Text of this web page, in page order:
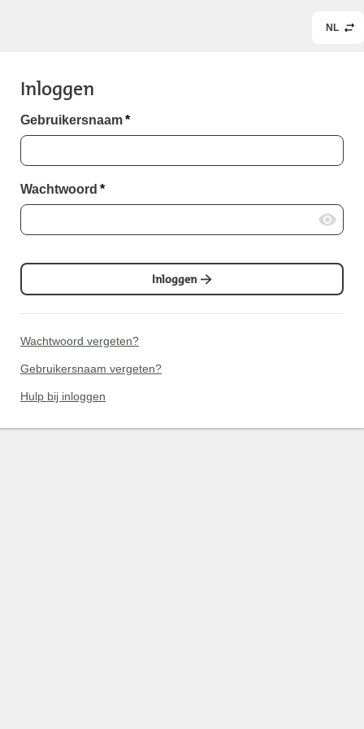
NL
Inloggen
Gebruikersnaam*
Wachtwoord *
Inloggen
Wachtwoord vergeten?
Gebruikersnaam vergeten?
Hulp bij inloggen